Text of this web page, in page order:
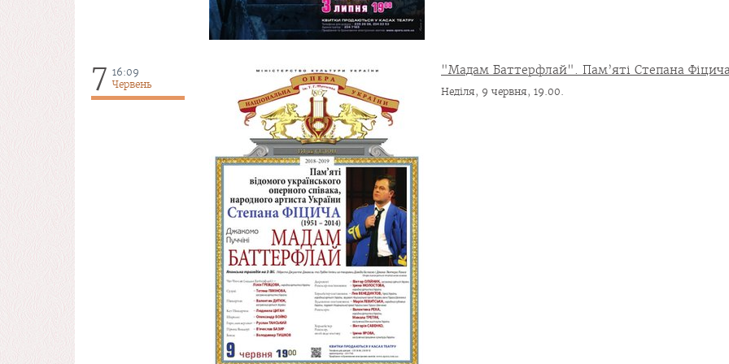
7 16:09
Червень
"Мадам Баттерфлай". Пам’яті Степана
Неділя, 9 червня, 19.00.